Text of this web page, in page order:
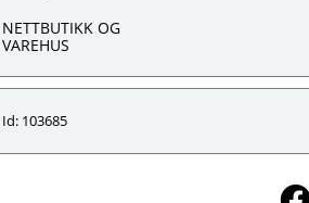
NETTBUTIKK OG
VAREHUS
Id: 103685